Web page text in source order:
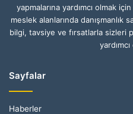
yapmalarına yardımcı olmak
meslek alanlarında danışmanlık
bilgi, tavsiye ve fırsatlarla sizleri
Sayfalar
Haberler